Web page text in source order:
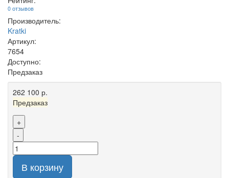
0 отзывов
Производитель:
Kratki
Артикул:
7654
Доступно:
Предзаказ
262 100 р.
Предзаказ
+
-
В корзину